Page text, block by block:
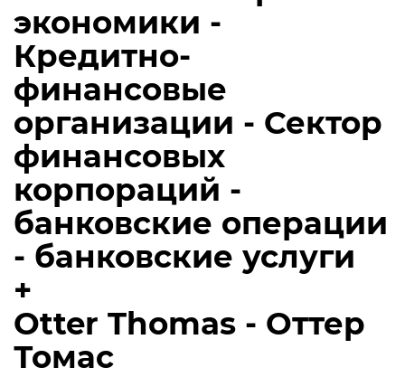
экономики -
Кредитно-
финансовые
организации - Сектор
финансовых
корпораций -
банковские операции
- банковские услуги
+
Otter Thomas - Оттер
Томас